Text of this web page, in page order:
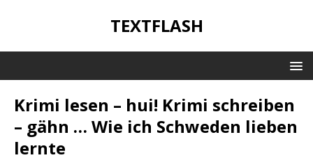
TEXTFLASH
Krimi lesen – hui! Krimi schreiben
– gähn … Wie ich Schweden lieben
lernte